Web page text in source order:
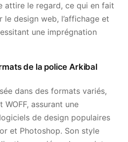
attire le regard, ce qui en fait
design web, l’affichage et
une imprégnation
de la police Arkibal
dans des formats variés,
WOFF, assurant une
de design populaires
et Photoshop. Son style